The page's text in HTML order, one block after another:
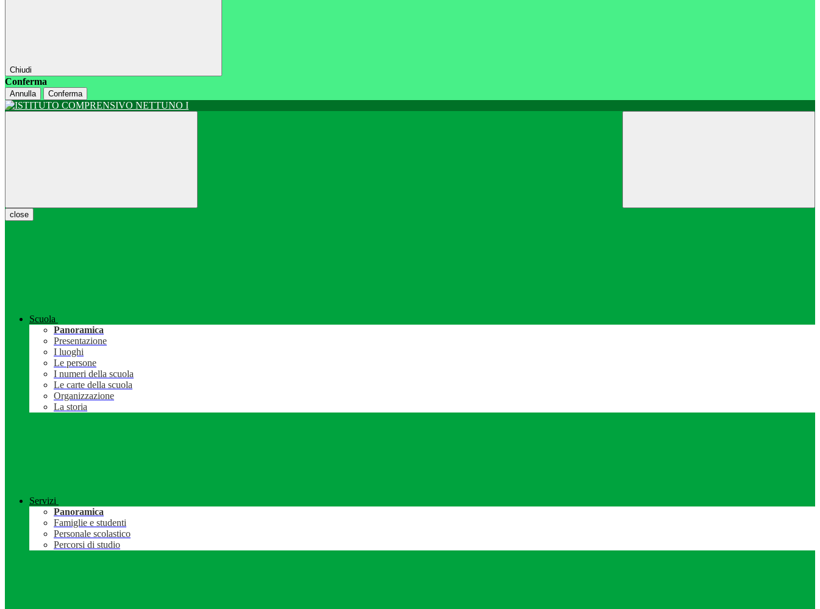
Chiudi
Conferma
Annulla Conferma
close
Scuola
Panoramica
Presentazione
I luoghi
Le persone
I numeri della scuola
Le carte della scuola
Organizzazione
La storia
Servizi
Panoramica
Famiglie e studenti
Personale scolastico
Percorsi di studio